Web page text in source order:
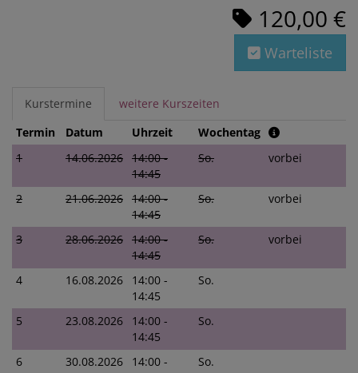
120,00 €
Warteliste
Kurstermine
weitere Kurszeiten
Termin
Datum Uhrzeit
Wochentag
1
14.06.2026 14:00 -
14:45
So. vorbei
2 21.06.2026 14:00 -
14:45
So. vorbei
3 28.06.2026 14:00 -
14:45
So. vorbei
4 16.08.2026
14:00 -
14:45
So.
5 23.08.2026
14:00 -
14:45
So.
6 30.08.2026
14:00 -
So.